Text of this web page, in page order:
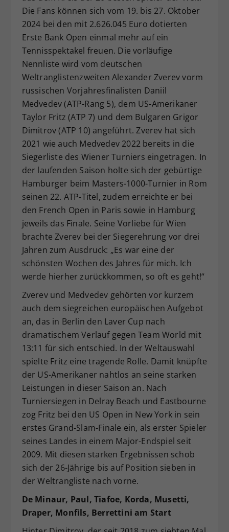
Die Fans können sich vom 19. bis 27. Oktober
2024 bei den mit 2.626.045 Euro dotierten
Erste Bank Open einmal mehr auf ein
Tennisspektakel freuen. Die vorläufige
Nennliste wird vom deutschen
Weltranglistenzweiten Alexander Zverev vorm
russischen Vorjahresfinalisten Daniil
Medvedev (ATP-Rang 5), dem US-Amerikaner
Taylor Fritz (ATP 7) und dem Bulgaren Grigor
Dimitrov (ATP 10) angeführt. Zverev hat sich
2021 wie auch Medvedev 2022 bereits in die
Siegerliste des Wiener Turniers eingetragen. In
der laufenden Saison holte sich der gebürtige
Hamburger beim Masters-1000-Turnier in Rom
seinen 22. ATP-Titel, zudem erreichte er bei
den French Open in Paris sowie in Hamburg
jeweils das Finale. Seine Vorliebe für Wien
brachte Zverev bei der Siegerehrung vor drei
Jahren zum Ausdruck: „Es war eine der
schönsten Wochen des Jahres für mich. Ich
werde hierher zurückkommen, so oft es geht!“
Zverev und Medvedev gehörten vor kurzem
auch dem siegreichen europäischen Aufgebot
an, das in Berlin den Laver Cup nach
dramatischem Verlauf gegen Team World mit
13:11 für sich entschied. In der Weltauswahl
spielte Fritz eine tragende Rolle. Damit knüpfte
der US-Amerikaner nahtlos an seine starken
Leistungen in dieser Saison an. Nach
Turniersiegen in Delray Beach und Eastbourne
zog Fritz bei den US Open in New York in sein
erstes Grand-Slam-Finale ein, als erster Spieler
seines Landes in einem Major-Endspiel seit
2009. Mit diesen starken Ergebnissen schob
sich der 26-Jährige bis auf Position sieben in
der Weltrangliste nach vorne.
De Minaur, Paul, Tiafoe, Korda, Musetti,
Draper, Monfils, Berrettini am Start
Zweck
Dieser Wert speichert Ihre Consent-
Einstellungen. Unter anderem eine
zufällig generierte ID, für die
historische Speicherung Ihrer
vorgenommen Einstellungen, falls der
Webseiten-Betreiber dies eingestellt
hat.